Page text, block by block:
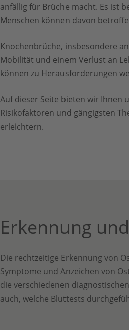
anfällig für Brüche macht. Es ist
Menschen können davon
Knochenbrüche, insbesondere
Mobilität und einem Verlust an
können zu Herausforderungen
Auf dieser Seite bieten wir Ihnen
Risikofaktoren und gängigsten
erleichtern.
Erkennung
Die rechtzeitige Erkennung von
Symptome und Anzeichen von
die verschiedenen
auch, welche Bluttests